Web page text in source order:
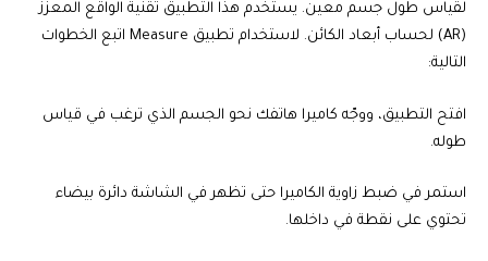
لقياس طول جسم معين. يستخدم هذا التطبيق تقنية الواقع المعزز
(AR) لحساب أبعاد الكائن. لاستخدام تطبيق Measure اتبع الخطوات
التالية:
افتح التطبيق، ووجّه كاميرا هاتفك نحو الجسم الذي ترغب في قياس
طوله.
استمر في ضبط زاوية الكاميرا حتى تظهر في الشاشة دائرة بيضاء
تحتوي على نقطة في داخلها.